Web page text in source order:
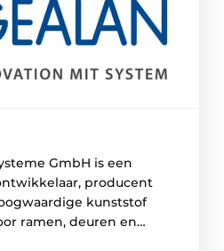
GmbH is een
producent
kunststof
ramen, deuren en